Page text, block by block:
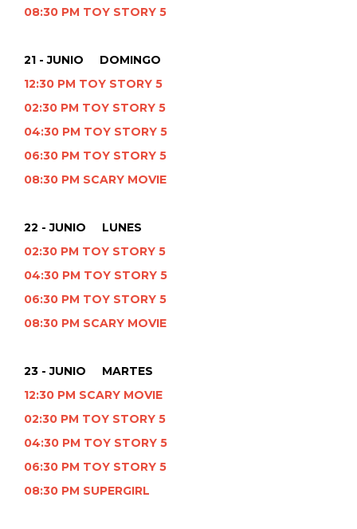
08:30 PM TOY STORY 5
21 - JUNIO DOMINGO
12:30 PM TOY STORY 5
02:30 PM TOY STORY 5
04:30 PM TOY STORY 5
06:30 PM TOY STORY 5
08:30 PM SCARY MOVIE
22 - JUNIO LUNES
02:30 PM TOY STORY 5
04:30 PM TOY STORY 5
06:30 PM TOY STORY 5
08:30 PM SCARY MOVIE
23 - JUNIO MARTES
12:30 PM SCARY MOVIE
02:30 PM TOY STORY 5
04:30 PM TOY STORY 5
06:30 PM TOY STORY 5
08:30 PM SUPERGIRL